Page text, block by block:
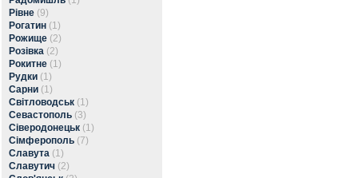
Рівне (9)
Рогатин (1)
Рожище (2)
Розівка (2)
Рокитне (1)
Рудки (1)
Сарни (1)
Світловодськ (1)
Севастополь (3)
Сіверодонецьк (1)
Сімферополь (7)
Славута (1)
Славутич (2)